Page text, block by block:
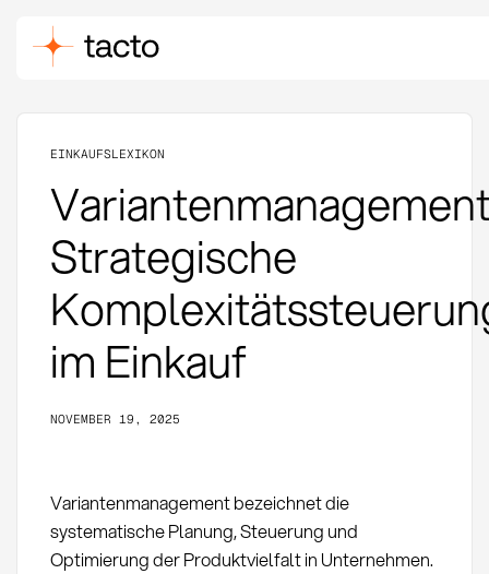
EINKAUFSLEXIKON
Strategische
im Einkauf
NOVEMBER 19, 2025
Variantenmanagement bezeichnet die
systematische Planung, Steuerung und
Optimierung der Produktvielfalt in Unternehmen.